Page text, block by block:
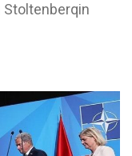
Stoltenberqin